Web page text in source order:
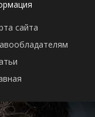
сайта